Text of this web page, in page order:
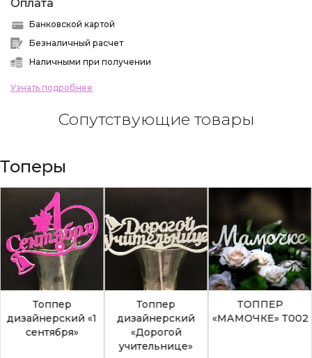
Оплата
Банковской картой
Безналичный расчет
Наличными при получении
Узнать подробнее
Сопутствующие товары
Топеры
Топпер
дизайнерский «1
сентября»
Топпер
дизайнерский
«Дорогой
учительнице»
ТОППЕР
«МАМОЧКЕ» Т002